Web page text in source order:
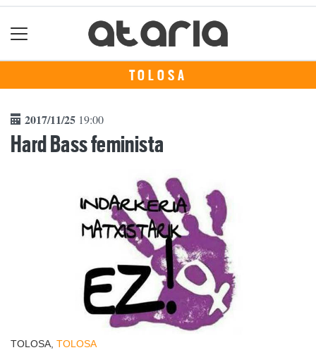
TOLOSA
2017/11/25 19:00
Hard Bass feminista
TOLOSA, TOLOSA